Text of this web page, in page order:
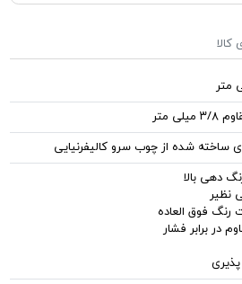
متر
ساخته شده از چوب سرو کالیفرنیایی
دهی بالا
نظیر
رنگ فوق العاده
در برابر فشار